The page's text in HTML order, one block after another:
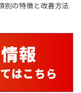
別の特徴と改善方法